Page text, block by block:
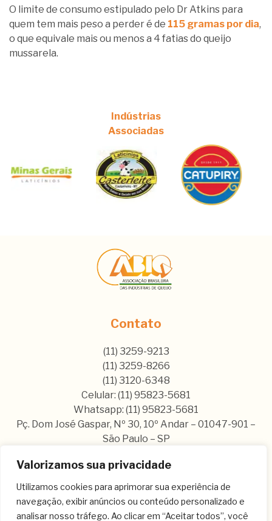
Valorizamos sua privacidade
Utilizamos cookies para aprimorar sua experiência de
navegação, exibir anúncios ou conteúdo personalizado e
analisar nosso tráfego. Ao clicar em “Aceitar todos”, você
O limite de consumo estipulado pelo Dr Atkins para
quem tem mais peso a perder é de 115 gramas por dia,
o que equivale mais ou menos a 4 fatias do queijo
mussarela.
Indústrias
Associadas
Contato
(11) 3259-9213
(11) 3259-8266
(11) 3120-6348
Celular: (11) 95823-5681
Whatsapp: (11) 95823-5681
Pç. Dom José Gaspar, Nº 30, 10º Andar – 01047-901 –
São Paulo – SP